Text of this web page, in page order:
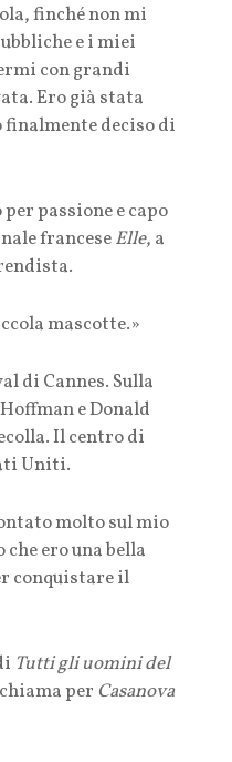
finché non mi
e i miei
con grandi
Ero già stata
finalmente deciso di
passione e capo
franceseElle, a
mascotte.»
di Cannes. Sulla
e Donald
Il centro di
Uniti.
molto sul mio
ero una bella
conquistare il
Tutti gli uomini del
per Casanova